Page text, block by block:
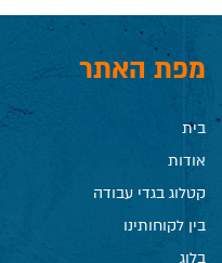
מפת האתר
בית
אודות
קטלוג בגדי עבודה
בין לקוחותינו
בלוג